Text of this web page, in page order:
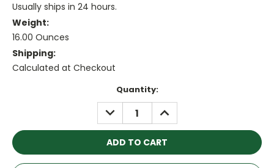
Usually ships in 24 hours.
Weight:
16.00 Ounces
Shipping:
Calculated at Checkout
Quantity:
DECREASE
QUANTITY:
INCREASE
QUANTITY: